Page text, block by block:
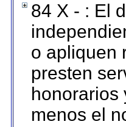
84 X - : El
o apliquen
presten
honorarios
menos el